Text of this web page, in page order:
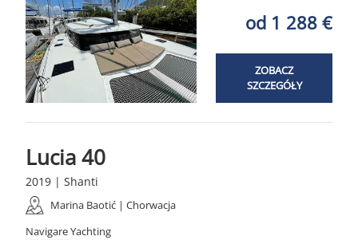
od 1 288 €
ZOBACZ
SZCZEGÓŁY
Lucia 40
2019 | Shanti
Marina Baotić | Chorwacja
Navigare Yachting